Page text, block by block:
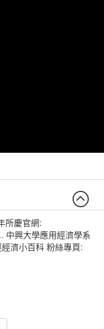
所慶官網:
中興大學應用經濟學系
濟小百科 粉絲專頁: